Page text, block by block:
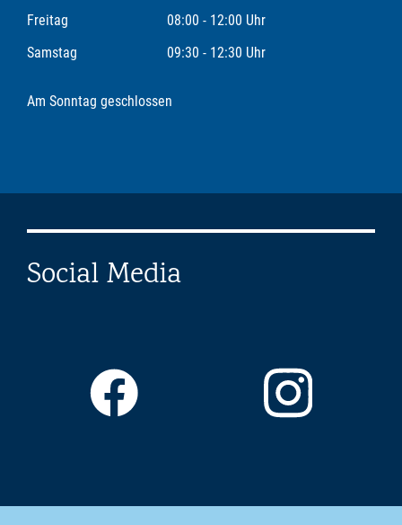
Freitag
08:00 - 12:00 Uhr
Samstag
09:30 - 12:30 Uhr
Am Sonntag geschlossen
Social Media